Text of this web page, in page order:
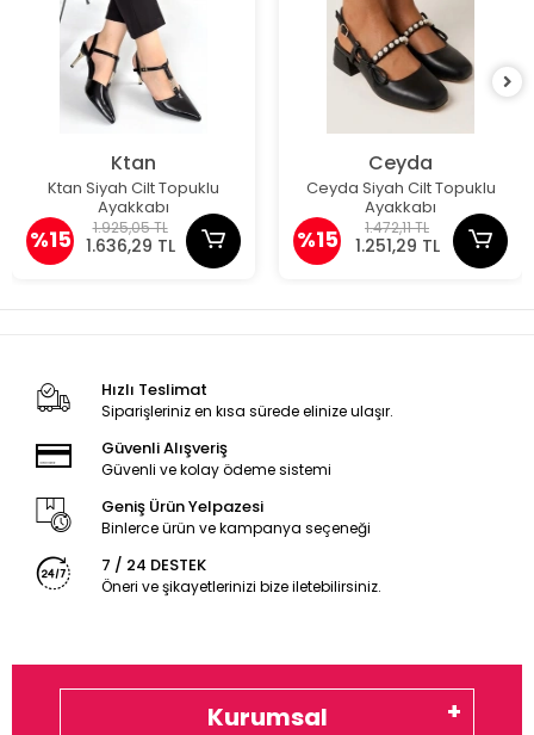
Ktan
Ktan Siyah Cilt Topuklu
Ayakkabı
%15 1.925,05 TL
1.636,29 TL
Ceyda
Ceyda Siyah Cilt Topuklu
Ayakkabı
%15 1.472,11 TL
1.251,29 TL
Hızlı Teslimat
Siparişleriniz en kısa sürede elinize ulaşır.
Güvenli Alışveriş
Güvenli ve kolay ödeme sistemi
Geniş Ürün Yelpazesi
Binlerce ürün ve kampanya seçeneği
7 / 24 DESTEK
Öneri ve şikayetlerinizi bize iletebilirsiniz.
Kurumsal